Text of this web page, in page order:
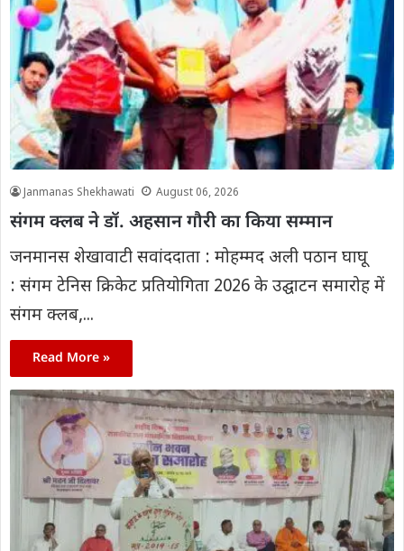
Janmanas Shekhawati August 06, 2026
संगम क्लब ने डॉ. अहसान गौरी का किया सम्मान
जनमानस शेखावाटी सवांददाता : मोहम्मद अली पठान घाघू
: संगम टेनिस क्रिकेट प्रतियोगिता 2026 के उद्घाटन समारोह में
संगम क्लब,...
Read More »